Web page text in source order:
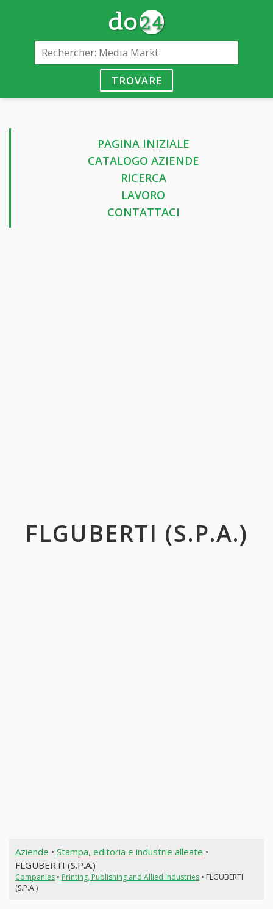
TROVARE
PAGINA INIZIALE
CATALOGO AZIENDE
RICERCA
LAVORO
CONTATTACI
FLGUBERTI (S.P.A.)
Aziende • Stampa, editoria e industrie alleate •
FLGUBERTI (S.P.A.)
Companies• Printing, Publishing and Allied Industries• FLGUBERTI
(S.P.A.)